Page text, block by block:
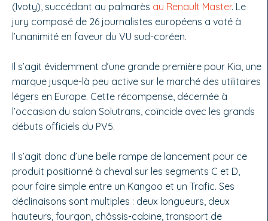
(Ivoty), succédant au palmarès au Renault Master. Le
jury composé de 26 journalistes européens a voté à
l’unanimité en faveur du VU sud-coréen.
Il s’agit évidemment d’une grande première pour Kia, une
marque jusque-là peu active sur le marché des utilitaires
légers en Europe. Cette récompense, décernée à
l’occasion du salon Solutrans, coïncide avec les grands
débuts officiels du PV5.
Il s’agit donc d’une belle rampe de lancement pour ce
produit positionné à cheval sur les segments C et D,
pour faire simple entre un Kangoo et un Trafic. Ses
déclinaisons sont multiples : deux longueurs, deux
hauteurs, fourgon, châssis-cabine, transport de